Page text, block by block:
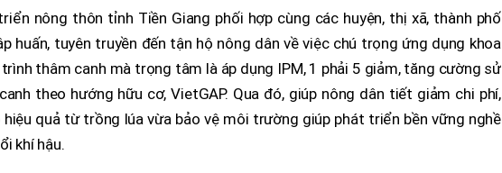
nông thôn tỉnh Tiền Giang phối hợp cùng các huyện, thị xã, thành phố
huấn, tuyên truyền đến tận hộ nông dân về việc chú trọng ứng dụng khoa
thâm canh mà trọng tâm là áp dụng IPM, 1 phải 5 giảm, tăng cường sử
theo hướng hữu cơ, VietGAP. Qua đó, giúp nông dân tiết giảm chi phí,
quả từ trồng lúa vừa bảo vệ môi trường giúp phát triển bền vững nghề
khí hậu.